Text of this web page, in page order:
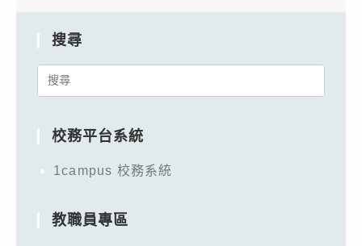
搜尋
Search
校務平台系統
1campus 校務系統
教職員專區